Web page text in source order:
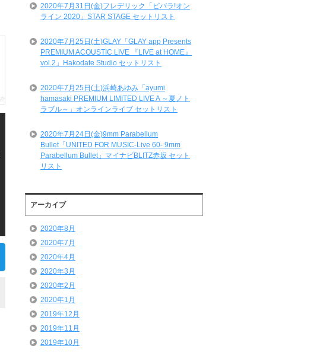
2020年7月31日(金)フレデリック「ビバラ!オン
ライン 2020」STAR STAGE セットリスト
2020年7月25日(土)GLAY「GLAY app Presents
PREMIUM ACOUSTIC LIVE 『LIVE at HOME』
vol.2」Hakodate Studio セットリスト
2020年7月25日(土)浜崎あゆみ「ayumi
hamasaki PREMIUM LIMITED LIVE A ～夏ノト
ラブル～」オンラインライブ セットリスト
2020年7月24日(金)9mm Parabellum
Bullet「UNITED FOR MUSIC-Live 60- 9mm
Parabellum Bullet」マイナビBLITZ赤坂 セット
リスト
アーカイブ
2020年8月
2020年7月
2020年4月
2020年3月
2020年2月
2020年1月
2019年12月
2019年11月
2019年10月